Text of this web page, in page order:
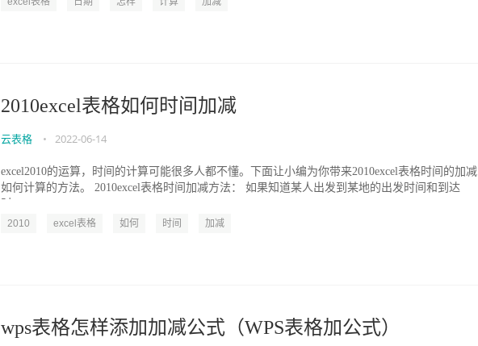
2010excel表格如何时间加减
云表格 • 2022-06-14
excel2010的运算，时间的计算可能很多人都不懂。下面让小编为你带来2010excel表格时间的加减
如何计算的方法。 2010excel表格时间加减方法： 如果知道某人出发到某地的出发时间和到达
2010 excel表格 如何 时间 加减
wps表格怎样添加加减公式（WPS表格加公式）